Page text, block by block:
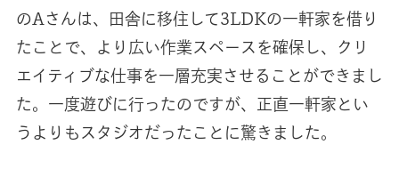
のAさんは、田舎に移住して3LDKの一軒家を借り
たことで、より広い作業スペースを確保し、クリ
エイティブな仕事を一層充実させることができまし
た。一度遊びに行ったのですが、正直一軒家とい
うよりもスタジオだったことに驚きました。